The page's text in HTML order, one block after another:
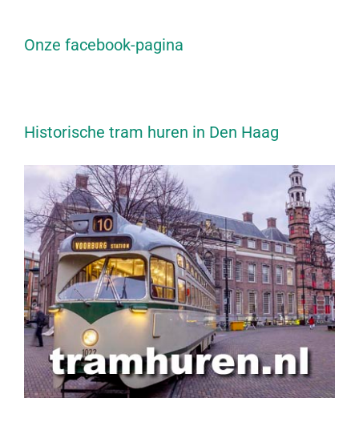
Onze facebook-pagina
Historische tram huren in Den Haag